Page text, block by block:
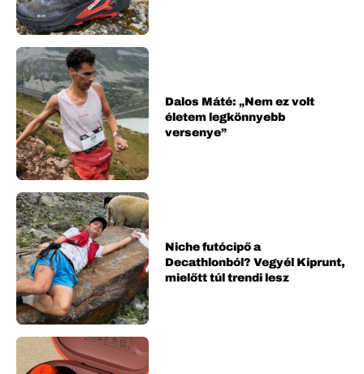
Dalos Máté: „Nem ez volt
életem legkönnyebb
versenye”
Niche futócipő a
Decathlonból? Vegyél Kiprunt,
mielőtt túl trendi lesz